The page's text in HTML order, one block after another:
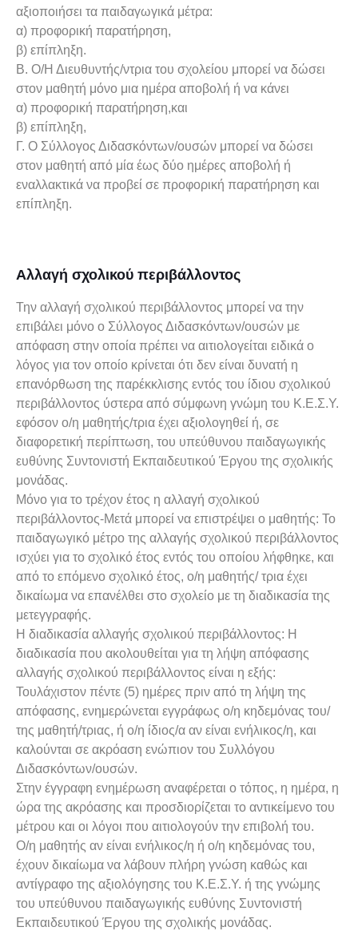
αξιοποιήσει τα παιδαγωγικά μέτρα:
α) προφορική παρατήρηση,
β) επίπληξη.
Β. Ο/Η Διευθυντής/ντρια του σχολείου μπορεί να δώσει
στον μαθητή μόνο μια ημέρα αποβολή ή να κάνει
α) προφορική παρατήρηση,και
β) επίπληξη,
Γ. Ο Σύλλογος Διδασκόντων/ουσών μπορεί να δώσει
στον μαθητή από μία έως δύο ημέρες αποβολή ή
εναλλακτικά να προβεί σε προφορική παρατήρηση και
επίπληξη.
Αλλαγή σχολικού περιβάλλοντος
Την αλλαγή σχολικού περιβάλλοντος μπορεί να την
επιβάλει μόνο ο Σύλλογος Διδασκόντων/ουσών με
απόφαση στην οποία πρέπει να αιτιολογείται ειδικά ο
λόγος για τον οποίο κρίνεται ότι δεν είναι δυνατή η
επανόρθωση της παρέκκλισης εντός του ίδιου σχολικού
περιβάλλοντος ύστερα από σύμφωνη γνώμη του Κ.Ε.Σ.Υ.
εφόσον ο/η μαθητής/τρια έχει αξιολογηθεί ή, σε
διαφορετική περίπτωση, του υπεύθυνου παιδαγωγικής
ευθύνης Συντονιστή Εκπαιδευτικού Έργου της σχολικής
μονάδας.
Μόνο για το τρέχον έτος η αλλαγή σχολικού
περιβάλλοντος-Μετά μπορεί να επιστρέψει ο μαθητής: Το
παιδαγωγικό μέτρο της αλλαγής σχολικού περιβάλλοντος
ισχύει για το σχολικό έτος εντός του οποίου λήφθηκε, και
από το επόμενο σχολικό έτος, ο/η μαθητής/ τρια έχει
δικαίωμα να επανέλθει στο σχολείο με τη διαδικασία της
μετεγγραφής.
Η διαδικασία αλλαγής σχολικού περιβάλλοντος: Η
διαδικασία που ακολουθείται για τη λήψη απόφασης
αλλαγής σχολικού περιβάλλοντος είναι η εξής:
Τουλάχιστον πέντε (5) ημέρες πριν από τη λήψη της
απόφασης, ενημερώνεται εγγράφως ο/η κηδεμόνας του/
της μαθητή/τριας, ή ο/η ίδιος/α αν είναι ενήλικος/η, και
καλούνται σε ακρόαση ενώπιον του Συλλόγου
Διδασκόντων/ουσών.
Στην έγγραφη ενημέρωση αναφέρεται ο τόπος, η ημέρα, η
ώρα της ακρόασης και προσδιορίζεται το αντικείμενο του
μέτρου και οι λόγοι που αιτιολογούν την επιβολή του.
Ο/η μαθητής αν είναι ενήλικος/η ή ο/η κηδεμόνας του,
έχουν δικαίωμα να λάβουν πλήρη γνώση καθώς και
αντίγραφο της αξιολόγησης του Κ.Ε.Σ.Υ. ή της γνώμης
του υπεύθυνου παιδαγωγικής ευθύνης Συντονιστή
Εκπαιδευτικού Έργου της σχολικής μονάδας.